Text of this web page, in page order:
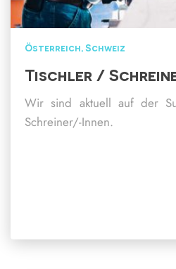
Österreich Schweiz
Tischler /
Wir sind aktuell auf der
Schreiner/-Innen.